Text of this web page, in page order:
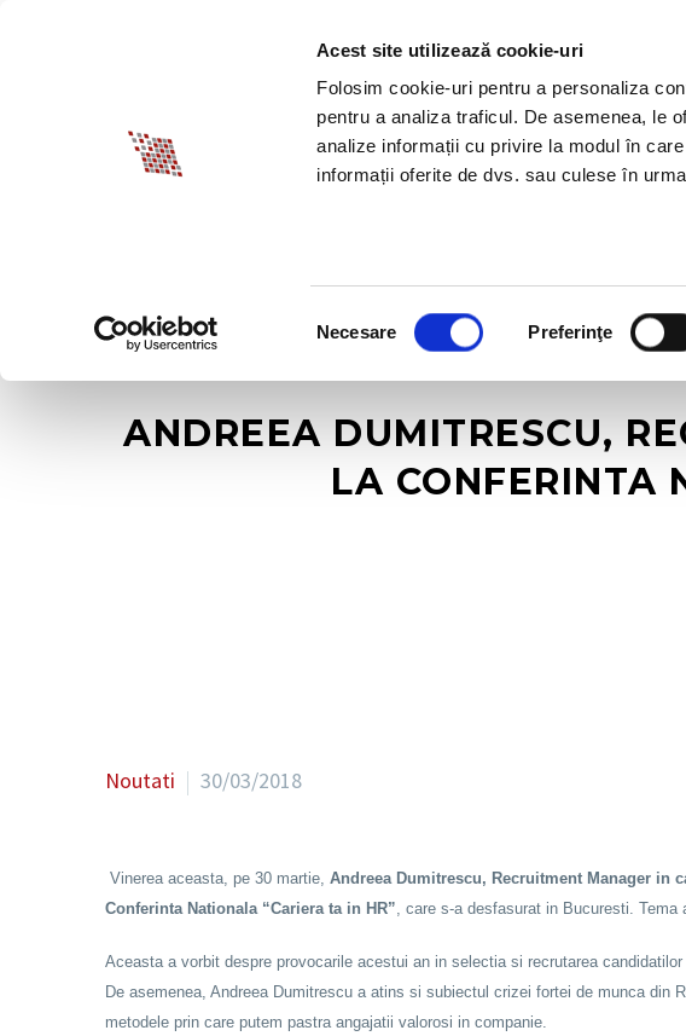
Acest site utilizează cookie-uri
Folosim cookie-uri pentru a personaliza
pentru a analiza traficul. De asemenea, le
analize informații cu privire la modul în
informații oferite de dvs. sau culese în
consimțământului
Necesare Preferinţe
DESPRE BIA PROMOTII HR
ANDREEA DUMITRESCU,
LA CONFERINTA
Noutati 30/03/2018
Vinerea aceasta, pe 30 martie, Andreea Dumitrescu, Recruitment Manager in
Conferinta Nationala “Cariera ta in HR” , care s-a desfasurat in Bucuresti.
Aceasta a vorbit despre provocarile acestui an in selectia si recrutarea
De asemenea, Andreea Dumitrescu a atins si subiectul crizei fortei de munca
metodele prin care putem pastra angajatii valorosi in companie.